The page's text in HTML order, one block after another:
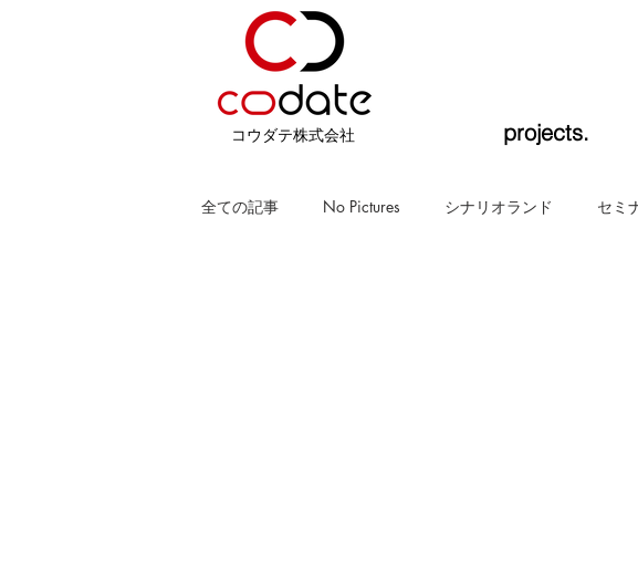
​コウダテ株式会社 projects.
全ての記事 No Pictures シナリオランド セミ